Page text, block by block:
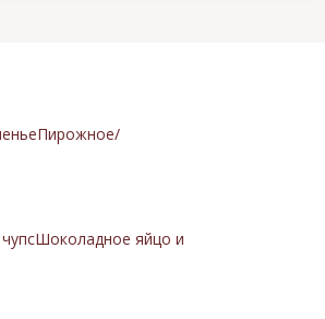
Пирожное/
Шоколадное яйцо и